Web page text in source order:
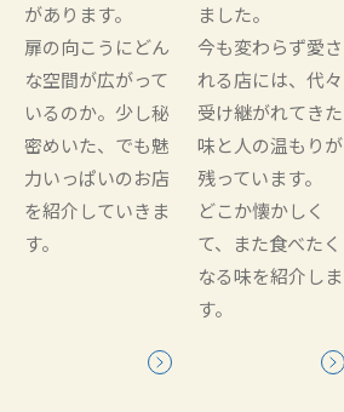
があります。
扉の向こうにどん
な空間が広がって
いるのか。少し秘
密めいた、でも魅
力いっぱいのお店
を紹介していきま
す。
ました。
今も変わらず愛さ
れる店には、代々
受け継がれてきた
味と人の温もりが
残っています。
どこか懐かしく
て、また食べたく
なる味を紹介しま
す。